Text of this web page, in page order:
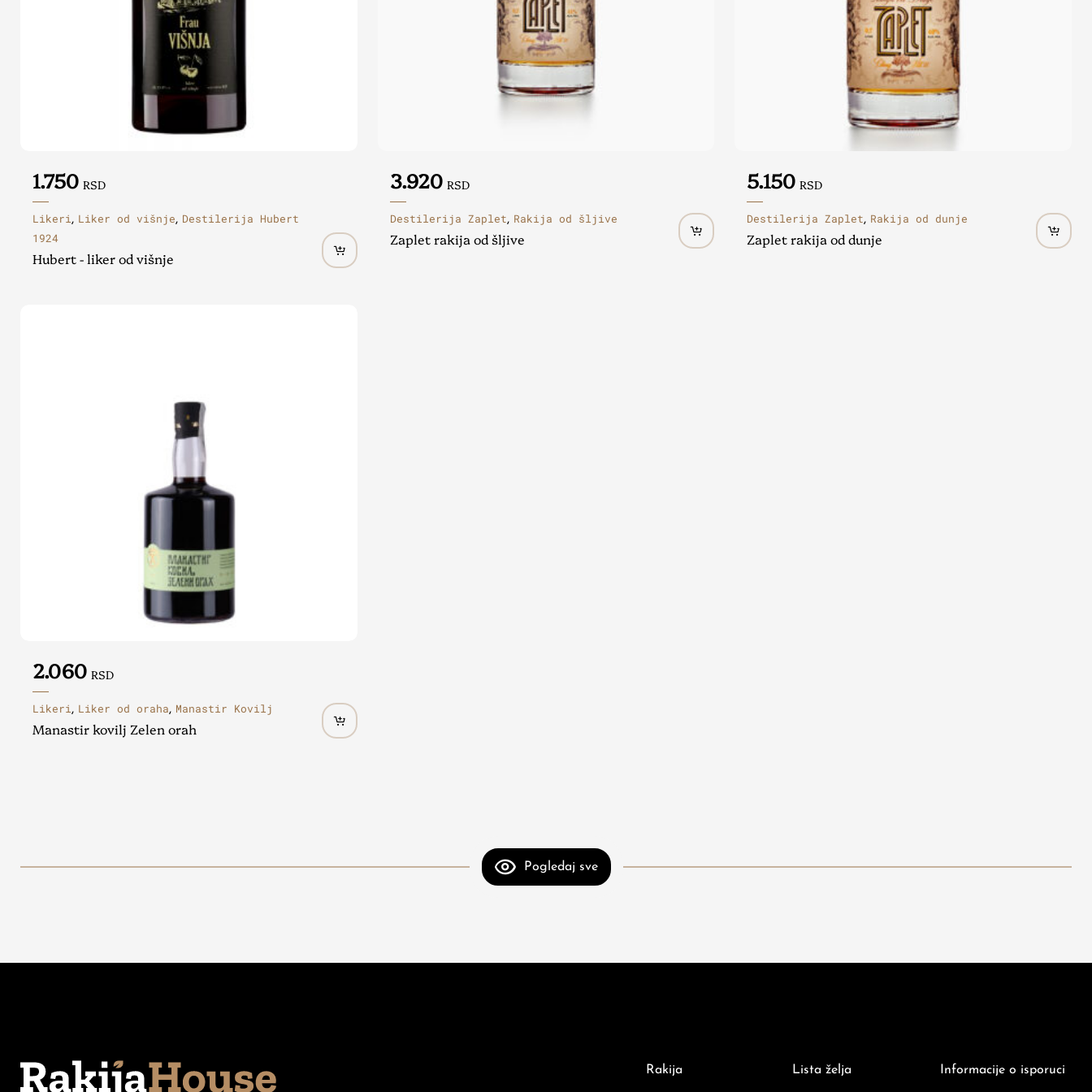
1.750 RSD
Likeri, Liker od višnje, Destilerija Hubert
1924
Hubert - liker od višnje
3.920 RSD
Destilerija Zaplet, Rakija od šljive
Zaplet rakija od šljive
5.150 RSD
Destilerija Zaplet, Rakija od dunje
Zaplet rakija od dunje
2.060 RSD
Likeri, Liker od oraha, Manastir Kovilj
Manastir kovilj Zelen orah
Pogledaj sve
Rakija Lista želja Informacije o isporuci